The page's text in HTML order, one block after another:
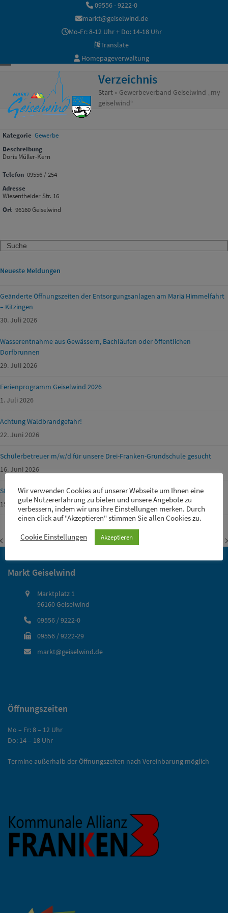
09556 - 9222-0
markt@geiselwind.de
Mo-Fr: 8-12 Uhr + Do: 14-18 Uhr
Translate
Homepageverwaltung
mobile
menu
mobile
menu
Verzeichnis
Start» Gewerbeverband Geiselwind „my-
geiselwind“
Kategorie Gewerbe
Beschreibung
Doris Müller-Kern
Telefon 09556 / 254
Adresse
Wiesentheider Str. 16
Ort 96160 Geiselwind
Search
Neueste Meldungen
Geänderte Öffnungszeiten der Entsorgungsanlagen am Mariä Himmelfahrt
– Kitzingen
30. Juli 2026
Wasserentnahme aus Gewässern, Bachläufen oder öffentlichen
Dorfbrunnen
29. Juli 2026
Ferienprogramm Geiselwind 2026
1. Juli 2026
Achtung Waldbrandgefahr!
22. Juni 2026
Schülerbetreuer m/w/d für unsere Drei-Franken-Grundschule gesucht
16. Juni 2026
Straßensperrungen von Gemeinde-, Kreis-, Staats- und Fernstraßen
15. Juni 2026
vorherigerFF Wasserberndorf
Markt Geiselwind
Marktplatz 1
96160 Geiselwind
09556 / 9222-0
09556 / 9222-29
markt@geiselwind.de
Öffnungszeiten
Mo – Fr: 8 – 12 Uhr
Do: 14 – 18 Uhr
Termine außerhalb der Öffnungszeiten nach Vereinbarung möglich
Wir verwenden Cookies auf unserer Webseite um Ihnen eine
gute Nutzererfahrung zu bieten und unsere Angebote zu
verbessern, indem wir uns ihre Einstellungen merken. Durch
einen click auf "Akzeptieren" stimmen Sie allen Cookies zu.
Cookie Einstellungen Akzeptieren